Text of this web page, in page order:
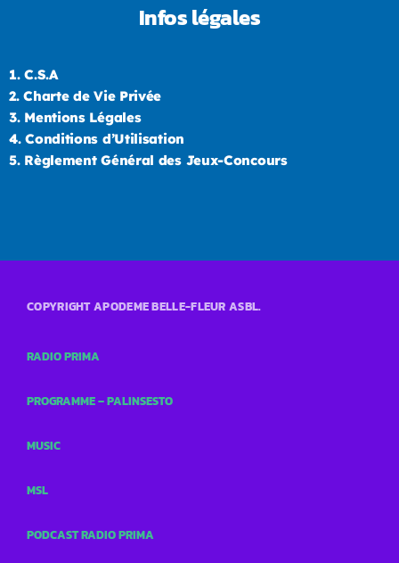
Infos légales
1. C.S.A
2. Charte de Vie Privée
3. Mentions Légales
4. Conditions d’Utilisation
5. Règlement Général des Jeux-Concours
COPYRIGHT APODEME BELLE-FLEUR ASBL.
RADIO PRIMA
PROGRAMME – PALINSESTO
MUSIC
MSL
PODCAST RADIO PRIMA